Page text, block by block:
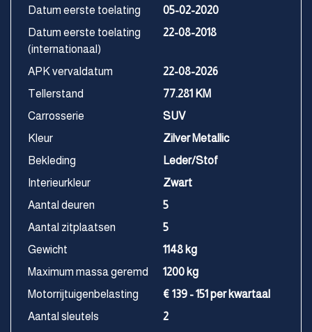
Datum eerste toelating
05-02-2020
Datum eerste toelating
(internationaal)
22-08-2018
APK vervaldatum
22-08-2026
Tellerstand
77.281 KM
Carrosserie
SUV
Kleur
Zilver Metallic
Bekleding
Leder/Stof
Interieurkleur
Zwart
Aantal deuren
5
Aantal zitplaatsen
5
Gewicht
1148 kg
Maximum massa geremd
1200 kg
Motorrijtuigenbelasting
€ 139 - 151 per kwartaal
Aantal sleutels
2